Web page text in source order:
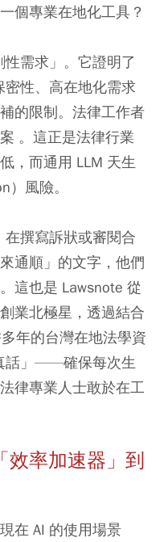
個專業在地化工具？
需求」。它證明了
性、高在地化需求
的限制。法律工作者
。這正是法律行業
，而通用 LLM 天生
風險。
撰寫訴狀或審閱合
通順」的文字，他們
這也是 Lawsnote 從
業北極星，透過結合
年的台灣在地法學資
話」——確保每次生
律專業人士敢於在工
效率加速器」到
在 AI 的使用場景